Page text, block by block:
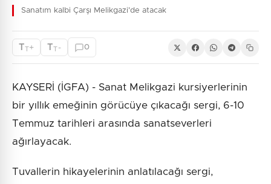
Sanatım kalbi Çarşı Melikgazi'de atacak
TT+ TT - 0
KAYSERİ (İGFA) - Sanat Melikgazi kursiyerlerinin
bir yıllık emeğinin görücüye çıkacağı sergi, 6-10
Temmuz tarihleri arasında sanatseverleri
ağırlayacak.
Tuvallerin hikayelerinin anlatılacağı sergi,